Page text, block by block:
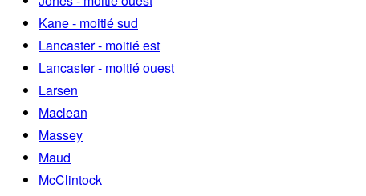
Kane - moitié sud
Lancaster - moitié est
Lancaster - moitié ouest
Larsen
Maclean
Massey
Maud
McClintock